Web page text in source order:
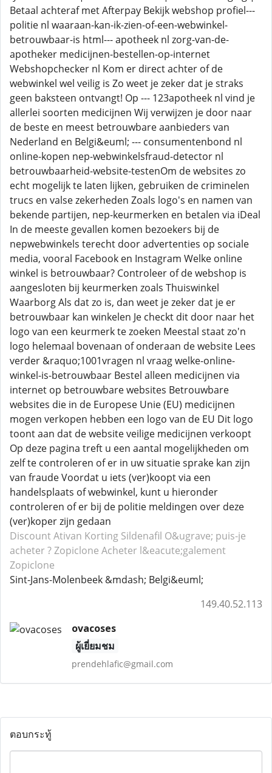
Betaal achteraf met Afterpay Bekijk webshop profiel---
politie nl waaraan-kan-ik-zien-of-een-webwinkel-
betrouwbaar-is html--- apotheek nl zorg-van-de-
apotheker medicijnen-bestellen-op-internet
Webshopchecker nl Kom er direct achter of de
webwinkel wel veilig is Zo weet je zeker dat je straks
geen baksteen ontvangt! Op --- 123apotheek nl vind je
allerlei soorten medicijnen Wij verwijzen je door naar
de beste en meest betrouwbare aanbieders van
Nederland en Belgi&euml; --- consumentenbond nl
online-kopen nep-webwinkelsfraud-detector nl
betrouwbaarheid-website-testenOm de websites zo
echt mogelijk te laten lijken, gebruiken de criminelen
trucs en valse zekerheden Zoals logo's en namen van
bekende partijen, nep-keurmerken en betalen via iDeal
In de meeste gevallen komen bezoekers bij de
nepwebwinkels terecht door advertenties op sociale
media, vooral Facebook en Instagram Welke online
winkel is betrouwbaar? Controleer of de webshop is
aangesloten bij keurmerken zoals Thuiswinkel
Waarborg Als dat zo is, dan weet je zeker dat je er
betrouwbaar kan winkelen Je checkt dit door naar het
logo van een keurmerk te zoeken Meestal staat zo'n
logo helemaal bovenaan of onderaan de website Lees
verder &raquo;1001vragen nl vraag welke-online-
winkel-is-betrouwbaar Bestel alleen medicijnen via
internet op betrouwbare websites Betrouwbare
websites die in de Europese Unie (EU) medicijnen
mogen verkopen hebben een logo van de EU Dit logo
toont aan dat de website veilige medicijnen verkoopt
Op deze pagina treft u een aantal mogelijkheden om
zelf te controleren of er in uw situatie sprake kan zijn
van fraude Voordat u iets (ver)koopt via een
handelsplaats of webwinkel, kunt u hieronder
controleren of er bij de politie meldingen over deze
(ver)koper zijn gedaan
Discount Ativan Korting Sildenafil O&ugrave; puis-je
acheter ? Zopiclone Acheter l&eacute;galement
Zopiclone
Sint-Jans-Molenbeek &mdash; Belgi&euml;
149.40.52.113
ovacoses
ผู้เยี่ยมชม
prendehlafic@gmail.com
ตอบกระทู้